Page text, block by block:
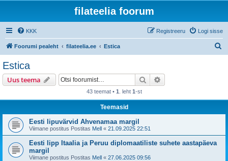
filateelia foorum
KKK Logi sisse
Registreeru
Foorumi pealeht filateelia.ee Estica
Estica
Uus teema Otsi
43 teemat • 1 . leht 1-st
Teemasid
Eesti lipuvärvid Ahvenamaa margil
Viimane postitus Postitas Mell « 21.09.2025 22:51
Eesti lipp Itaalia ja Peruu diplomaatiliste suhete aastapäeva
margil
Viimane postitus Postitas Mell « 27.06.2025 09:56